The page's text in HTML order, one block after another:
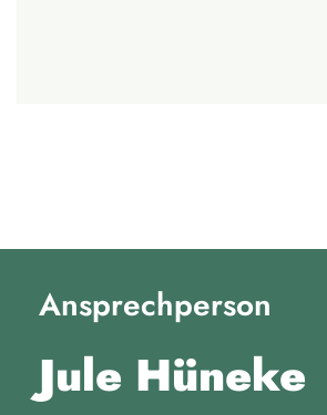
Ansprechperson
Jule Hüneke